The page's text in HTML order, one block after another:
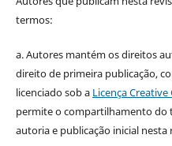
termos:
a. Autores mantém os direitos
direito de primeira publicação,
licenciado sob a Licença
permite o compartilhamento do
autoria e publicação inicial nesta